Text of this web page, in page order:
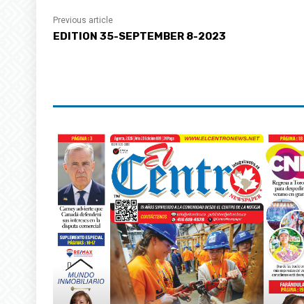
Previous article
EDITION 35-SEPTEMBER 8-2023